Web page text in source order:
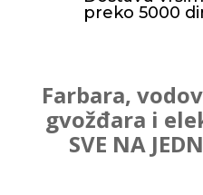
preko 5000
Farbara,
gvožđara i
SVE NA